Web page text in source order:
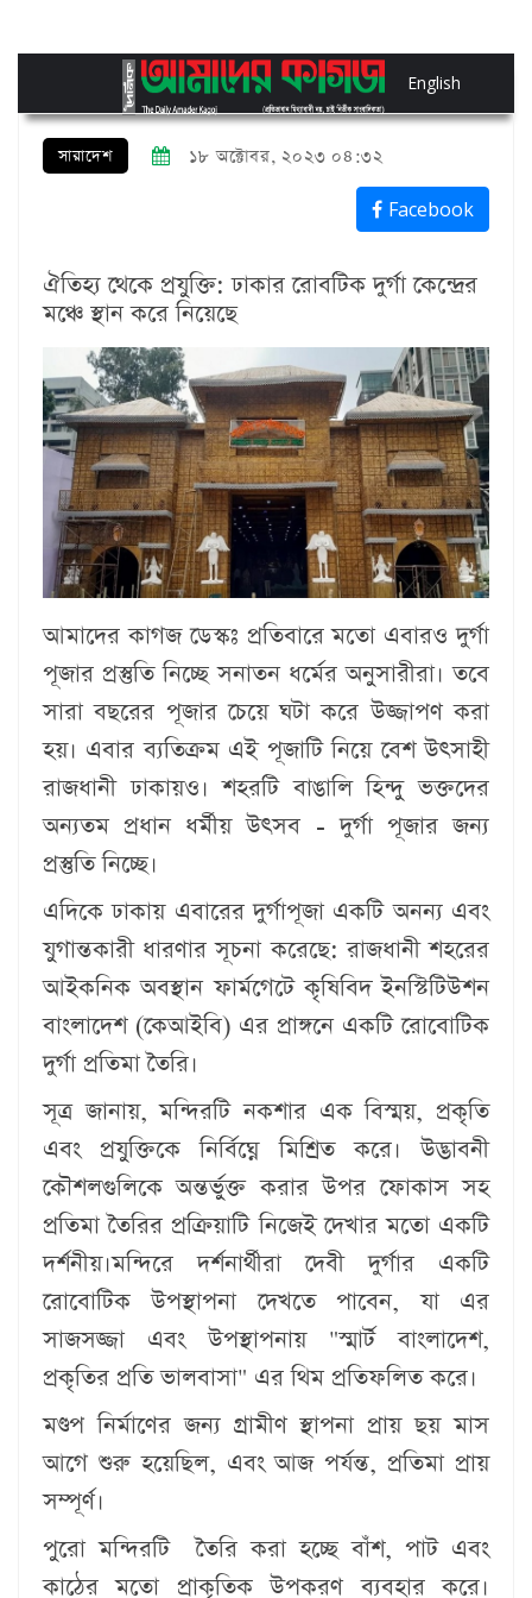
English
সারাদেশ ১৮ অক্টোবর, ২০২৩ ০৪:৩২
Facebook
ঐতিহ্য থেকে প্রযুক্তি: ঢাকার রোবটিক দুর্গা কেন্দ্রের
মঞ্চে স্থান করে নিয়েছে
আমাদের কাগজ ডেস্কঃ প্রতিবারে মতো এবারও দুর্গা
পূজার প্রস্তুতি নিচ্ছে সনাতন ধর্মের অনুসারীরা। তবে
সারা বছরের পূজার চেয়ে ঘটা করে উজ্জাপণ করা
হয়। এবার ব্যতিক্রম এই পূজাটি নিয়ে বেশ উৎসাহী
রাজধানী ঢাকায়ও। শহরটি বাঙালি হিন্দু ভক্তদের
অন্যতম প্রধান ধর্মীয় উৎসব - দুর্গা পূজার জন্য
প্রস্তুতি নিচ্ছে।
এদিকে ঢাকায় এবারের দুর্গাপূজা একটি অনন্য এবং
যুগান্তকারী ধারণার সূচনা করেছে: রাজধানী শহরের
আইকনিক অবস্থান ফার্মগেটে কৃষিবিদ ইনস্টিটিউশন
বাংলাদেশ (কেআইবি) এর প্রাঙ্গনে একটি রোবোটিক
দুর্গা প্রতিমা তৈরি।
সূত্র জানায়, মন্দিরটি নকশার এক বিস্ময়, প্রকৃতি
এবং প্রযুক্তিকে নির্বিঘ্নে মিশ্রিত করে। উদ্ভাবনী
কৌশলগুলিকে অন্তর্ভুক্ত করার উপর ফোকাস সহ
প্রতিমা তৈরির প্রক্রিয়াটি নিজেই দেখার মতো একটি
দর্শনীয়।মন্দিরে দর্শনার্থীরা দেবী দুর্গার একটি
রোবোটিক উপস্থাপনা দেখতে পাবেন, যা এর
সাজসজ্জা এবং উপস্থাপনায় "স্মার্ট বাংলাদেশ,
প্রকৃতির প্রতি ভালবাসা" এর থিম প্রতিফলিত করে।
মণ্ডপ নির্মাণের জন্য গ্রামীণ স্থাপনা প্রায় ছয় মাস
আগে শুরু হয়েছিল, এবং আজ পর্যন্ত, প্রতিমা প্রায়
সম্পূর্ণ।
পুরো মন্দিরটি তৈরি করা হচ্ছে বাঁশ, পাট এবং
কাঠের মতো প্রাকৃতিক উপকরণ ব্যবহার করে।